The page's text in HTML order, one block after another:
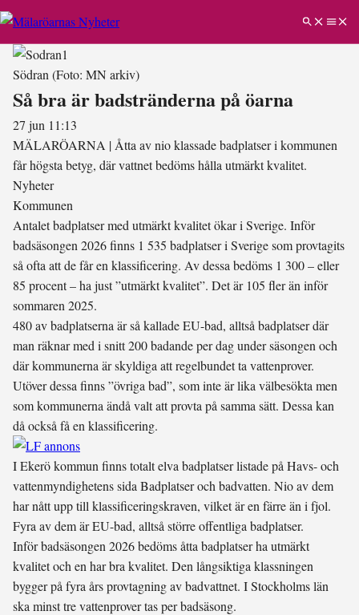
Södran (Foto: MN arkiv)
Så bra är badstränderna på öarna
27 jun 11:13
MÄLARÖARNA | Åtta av nio klassade badplatser i kommunen
får högsta betyg, där vattnet bedöms hålla utmärkt kvalitet.
Nyheter
Kommunen
Antalet badplatser med utmärkt kvalitet ökar i Sverige. Inför
badsäsongen 2026 finns 1 535 badplatser i Sverige som provtagits
så ofta att de får en klassificering. Av dessa bedöms 1 300 – eller
85 procent – ha just ”utmärkt kvalitet”. Det är 105 fler än inför
sommaren 2025.
480 av badplatserna är så kallade EU-bad, alltså badplatser där
man räknar med i snitt 200 badande per dag under säsongen och
där kommunerna är skyldiga att regelbundet ta vattenprover.
Utöver dessa finns ”övriga bad”, som inte är lika välbesökta men
som kommunerna ändå valt att provta på samma sätt. Dessa kan
då också få en klassificering.
I Ekerö kommun finns totalt elva badplatser listade på Havs- och
vattenmyndighetens sida Badplatser och badvatten. Nio av dem
har nått upp till klassificeringskraven, vilket är en färre än i fjol.
Fyra av dem är EU-bad, alltså större offentliga badplatser.
Inför badsäsongen 2026 bedöms åtta badplatser ha utmärkt
kvalitet och en har bra kvalitet. Den långsiktiga klassningen
bygger på fyra års provtagning av badvattnet. I Stockholms län
ska minst tre vattenprover tas per badsäsong.